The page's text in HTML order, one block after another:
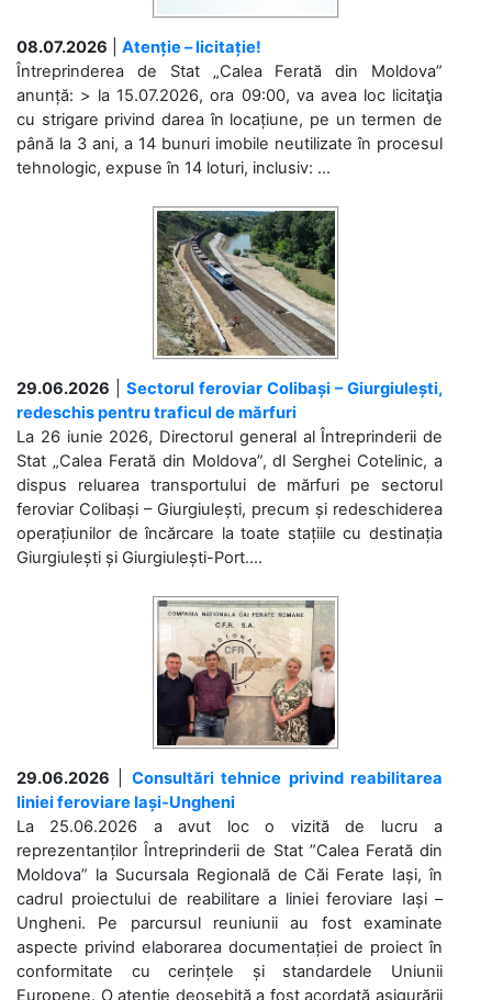
08.07.2026
Atenție – licitație!
Întreprinderea de Stat „Calea Ferată din Moldova”
anunță: > la 15.07.2026, ora 09:00, va avea loc licitaţia
cu strigare privind darea în locațiune, pe un termen de
până la 3 ani, a 14 bunuri imobile neutilizate în procesul
tehnologic, expuse în 14 loturi, inclusiv: ...
29.06.2026
Sectorul feroviar Colibași – Giurgiulești,
redeschis pentru traficul de mărfuri
La 26 iunie 2026, Directorul general al Întreprinderii de
Stat „Calea Ferată din Moldova”, dl Serghei Cotelinic, a
dispus reluarea transportului de mărfuri pe sectorul
feroviar Colibași – Giurgiulești, precum și redeschiderea
operațiunilor de încărcare la toate stațiile cu destinația
Giurgiulești și Giurgiulești-Port....
29.06.2026
Consultări tehnice privind reabilitarea
liniei feroviare Iași-Ungheni
La 25.06.2026 a avut loc o vizită de lucru a
reprezentanților Întreprinderii de Stat ”Calea Ferată din
Moldova” la Sucursala Regională de Căi Ferate Iași, în
cadrul proiectului de reabilitare a liniei feroviare Iași –
Ungheni. Pe parcursul reuniunii au fost examinate
aspecte privind elaborarea documentației de proiect în
conformitate cu cerințele și standardele Uniunii
Europene. O atenție deosebită a fost acordată asigurării